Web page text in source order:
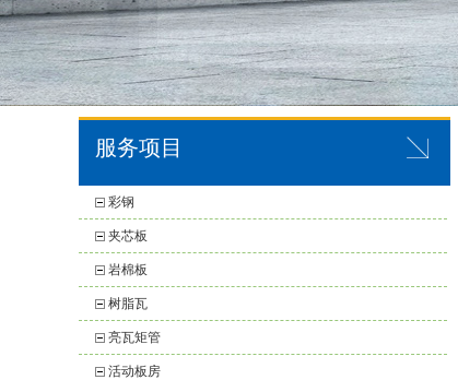
服务项目
彩钢
夹芯板
岩棉板
树脂瓦
亮瓦矩管
活动板房